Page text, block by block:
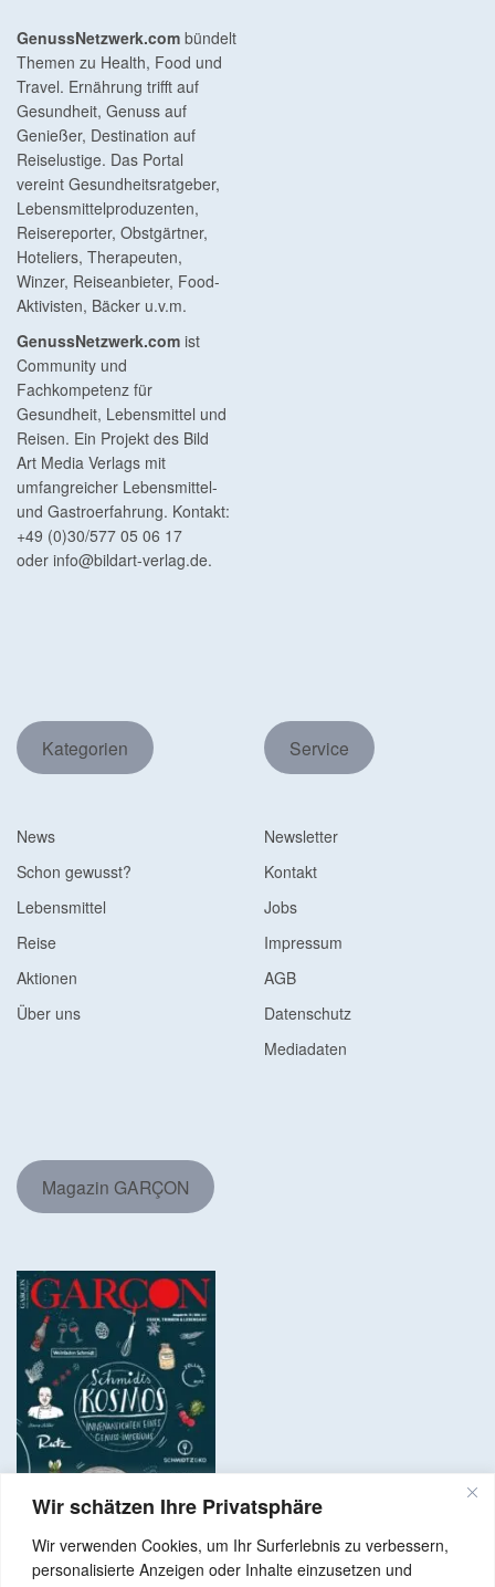
Wir schätzen Ihre Privatsphäre
Wir verwenden Cookies, um Ihr Surferlebnis zu verbessern,
personalisierte Anzeigen oder Inhalte einzusetzen und
GenussNetzwerk.com bündelt
Themen zu Health, Food und
Travel. Ernährung trifft auf
Gesundheit, Genuss auf
Genießer, Destination auf
Reiselustige. Das Portal
vereint Gesundheitsratgeber,
Lebensmittelproduzenten,
Reisereporter, Obstgärtner,
Hoteliers, Therapeuten,
Winzer, Reiseanbieter, Food-
Aktivisten, Bäcker u.v.m.
GenussNetzwerk.com ist
Community und
Fachkompetenz für
Gesundheit, Lebensmittel und
Reisen. Ein Projekt des Bild
Art Media Verlags mit
umfangreicher Lebensmittel-
und Gastroerfahrung. Kontakt:
+49 (0)30/577 05 06 17
oder info@bildart-verlag.de.
Kategorien
News
Schon gewusst?
Lebensmittel
Reise
Aktionen
Über uns
Service
Newsletter
Kontakt
Jobs
Impressum
AGB
Datenschutz
Mediadaten
Magazin GARÇON